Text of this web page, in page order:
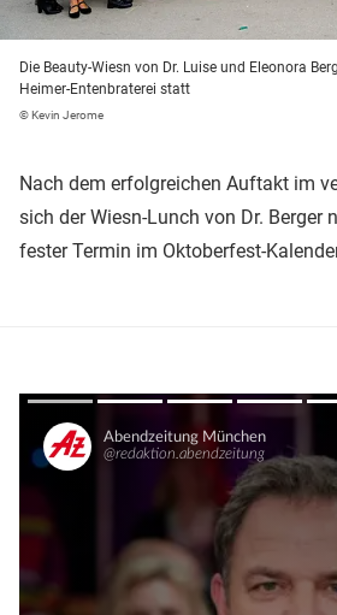
Die Beauty-Wiesn von Dr. Luise und Eleonora
Heimer-Entenbraterei statt
© Kevin Jerome
Nach dem erfolgreichen Auftakt im
sich der Wiesn-Lunch von Dr. Berger
fester Termin im Oktoberfest-